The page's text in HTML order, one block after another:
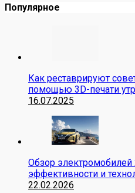
Популярное
Как реставрируют
помощью 3D-печати
16.07.2025
Обзор электромобилей
эффективности и
22.02.2026